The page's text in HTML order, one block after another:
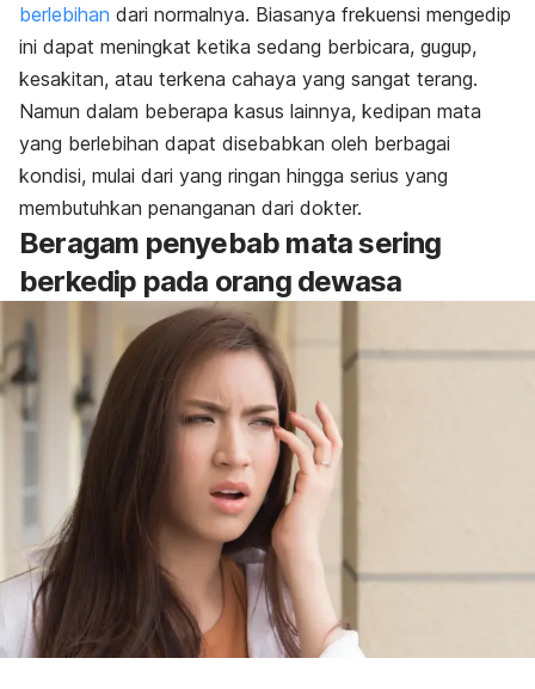
berlebihan dari normalnya. Biasanya frekuensi mengedip
ini dapat meningkat ketika sedang berbicara, gugup,
kesakitan, atau terkena cahaya yang sangat terang.
Namun dalam beberapa kasus lainnya, kedipan mata
yang berlebihan dapat disebabkan oleh berbagai
kondisi, mulai dari yang ringan hingga serius yang
membutuhkan penanganan dari dokter.
Beragam penyebab mata sering
berkedip pada orang dewasa